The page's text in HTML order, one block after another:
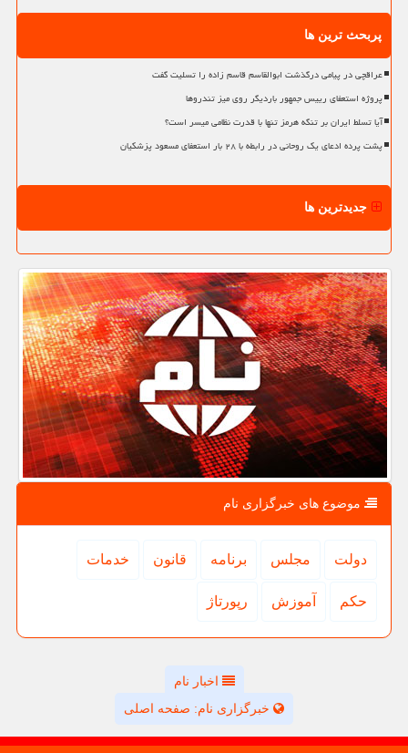
پربحث ترین ها
عراقچی در پیامی درگذشت ابوالقاسم قاسم زاده را تسلیت گفت
پروژه استعفای رییس جمهور باردیگر روی میز تندروها
آیا تسلط ایران بر تنگه هرمز تنها با قدرت نظامی میسر است؟
پشت پرده ادعای یک روحانی در رابطه با ۲۸ بار استعفای مسعود پزشکیان
جدیدترین ها
موضوع های خبرگزاری نام
دولت مجلس برنامه قانون خدمات
حكم آموزش رپورتاژ
اخبار نام
خبرگزاری نام: صفحه اصلی